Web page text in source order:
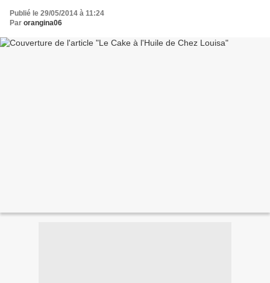
Publié le 29/05/2014 à 11:24
Par orangina06